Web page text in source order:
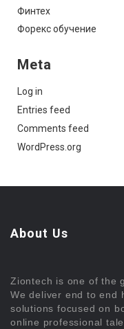
Финтех
Форекс обучение
Meta
Log in
Entries feed
Comments feed
WordPress.org
About Us
Ziontech is one of the
We deliver end to end
solutions focused on
online professional